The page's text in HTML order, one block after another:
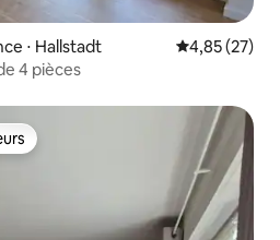
⋅ Hallstadt Évaluation
4,85 (27)
4 pièces
les plus appréciés